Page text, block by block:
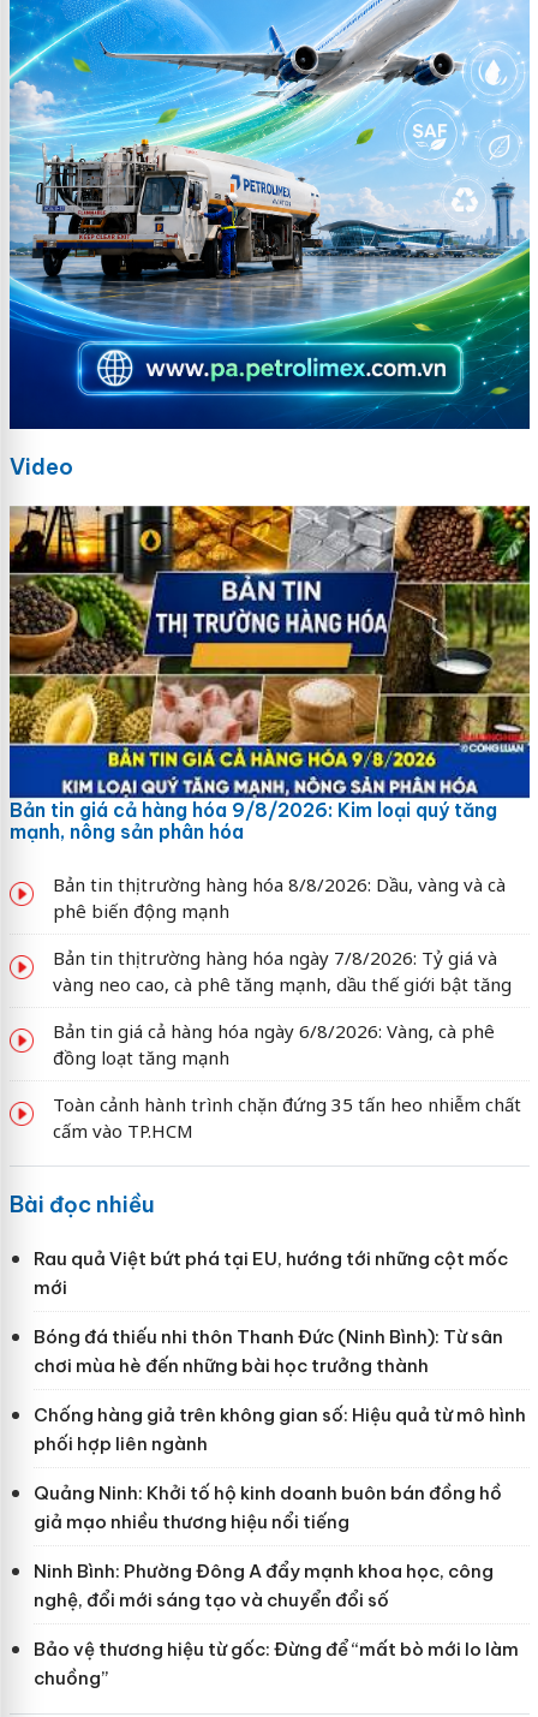
Video
Bản tin giá cả hàng hóa 9/8/2026: Kim loại quý tăng
mạnh, nông sản phân hóa
Bản tin thị trường hàng hóa 8/8/2026: Dầu, vàng và cà
phê biến động mạnh
Bản tin thị trường hàng hóa ngày 7/8/2026: Tỷ giá và
vàng neo cao, cà phê tăng mạnh, dầu thế giới bật tăng
Bản tin giá cả hàng hóa ngày 6/8/2026: Vàng, cà phê
đồng loạt tăng mạnh
Toàn cảnh hành trình chặn đứng 35 tấn heo nhiễm chất
cấm vào TP.HCM
Bài đọc nhiều
Rau quả Việt bứt phá tại EU, hướng tới những cột mốc
mới
Bóng đá thiếu nhi thôn Thanh Đức (Ninh Bình): Từ sân
chơi mùa hè đến những bài học trưởng thành
Chống hàng giả trên không gian số: Hiệu quả từ mô hình
phối hợp liên ngành
Quảng Ninh: Khởi tố hộ kinh doanh buôn bán đồng hồ
giả mạo nhiều thương hiệu nổi tiếng
Ninh Bình: Phường Đông A đẩy mạnh khoa học, công
nghệ, đổi mới sáng tạo và chuyển đổi số
Bảo vệ thương hiệu từ gốc: Đừng để “mất bò mới lo làm
chuồng”